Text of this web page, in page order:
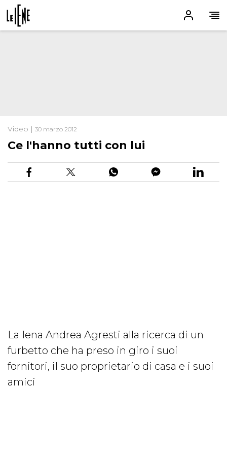
Video | 30 marzo 2012
Ce l'hanno tutti con lui
La Iena Andrea Agresti alla ricerca di un
furbetto che ha preso in giro i suoi
fornitori, il suo proprietario di casa e i suoi
amici